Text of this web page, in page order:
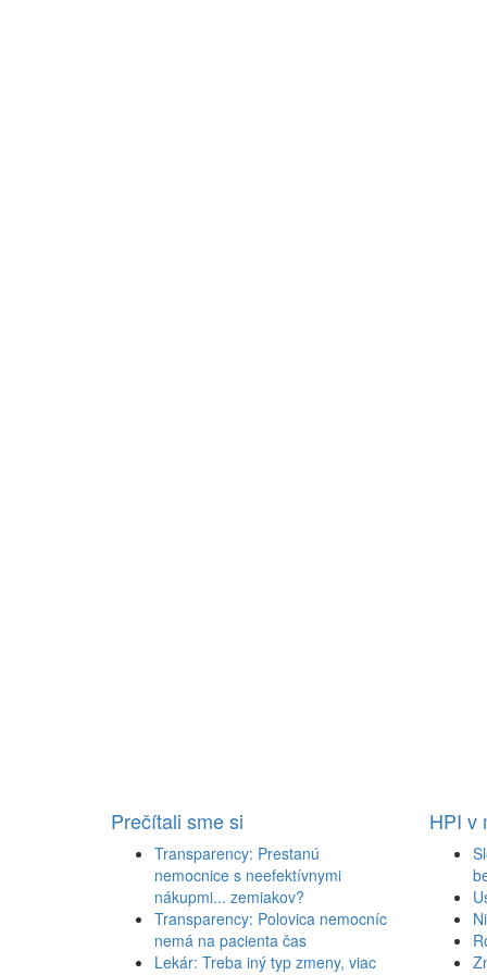
Prečítali sme si
Transparency: Prestanú
nemocnice s neefektívnymi
nákupmi... zemiakov?
Transparency: Polovica nemocníc
nemá na pacienta čas
Lekár: Treba iný typ zmeny, viac
HPI v